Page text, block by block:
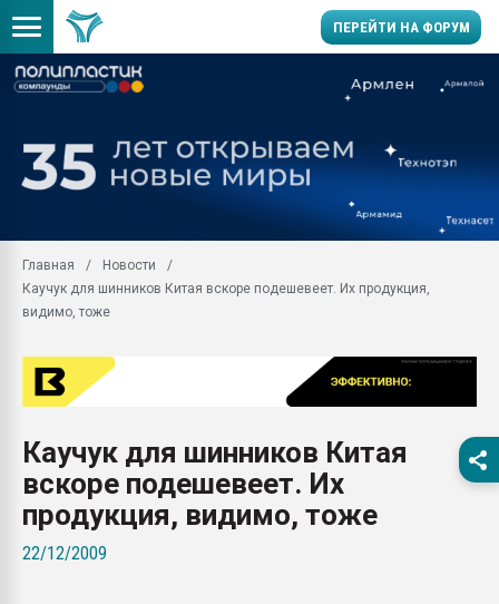
ПЕРЕЙТИ НА ФОРУМ
Вакуум-формовочные
ближайшее
28.07.2026
Всё, что касается
бутылок
вакуумного
Продам отходы
поликарбоната и АБС-
Armaloy PC/ABS-1IM
Главная
Новости
Каучук для шинников Китая вскоре подешевеет. Их продукция,
видимо, тоже
Каучук для шинников Китая
вскоре подешевеет. Их
продукция, видимо, тоже
22/12/2009